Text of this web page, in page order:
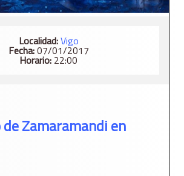
Localidad:Vigo
Fecha:07/01/2017
Horario: 22:00
Zamaramandi en